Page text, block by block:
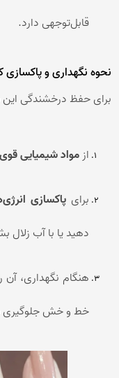
قابل‌توجهی دارد.
نحوه نگهداری و پاکسازی
برای حفظ درخشندگی این
ازمواد شیمیایی قوی
برایپاکسازی
دهید یا با آب زلال
هنگام نگهداری، آن
خط و خش جلوگیری